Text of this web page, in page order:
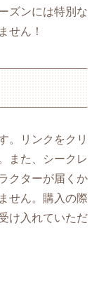
ズンには特別な
せん！
。リンクをクリ
また、シークレ
クターが届くか
せん。購入の際
け入れていただ